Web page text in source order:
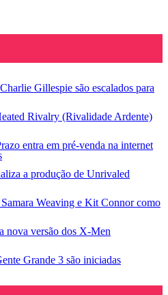
Gillespie são escalados para
Rivalry (Rivalidade Ardente)
entra em pré-venda na internet
a produção de Unrivaled
Weaving e Kit Connor como
nova versão dos X-Men
Grande 3 são iniciadas